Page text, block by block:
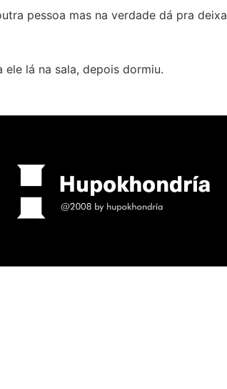
pessoa mas na verdade dá pra
lá na sala, depois dormiu.